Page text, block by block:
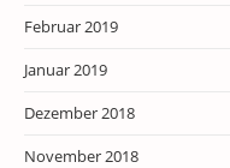
Februar 2019
Januar 2019
Dezember 2018
November 2018